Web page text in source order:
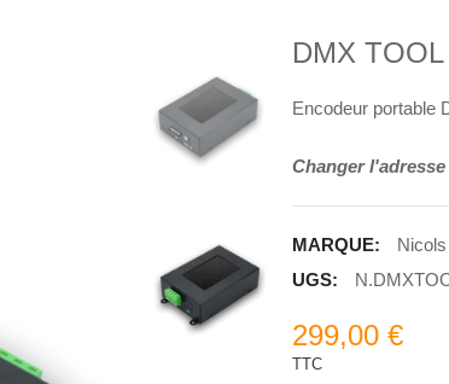
DMX
Encodeur portable
Changer
MARQUE:
Nicols
UGS:
299,00 €
TTC